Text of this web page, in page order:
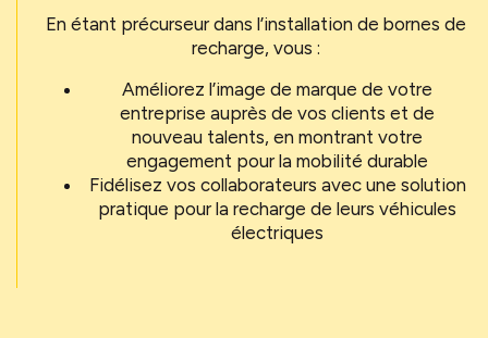
En étant précurseur dans l’installation de bornes de
recharge, vous :
Améliorez l’image de marque de votre
entreprise auprès de vos clients et de
nouveau talents, en montrant votre
engagement pour la mobilité durable
Fidélisez vos collaborateurs avec une solution
pratique pour la recharge de leurs véhicules
électriques